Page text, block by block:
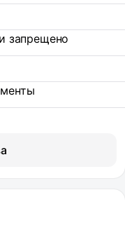
запрещено